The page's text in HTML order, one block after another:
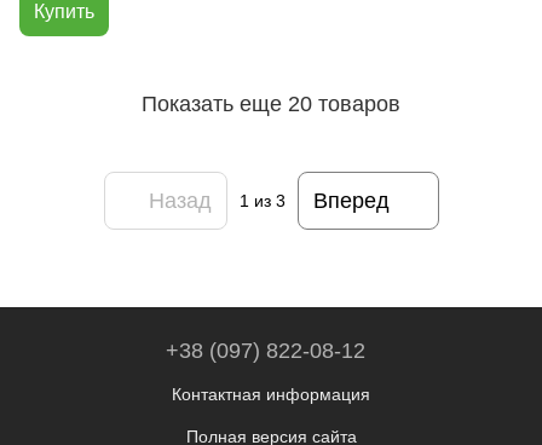
Купить
Показать еще 20 товаров
Назад 1 из 3 Вперед
+38 (097) 822-08-12
Контактная информация
Полная версия сайта